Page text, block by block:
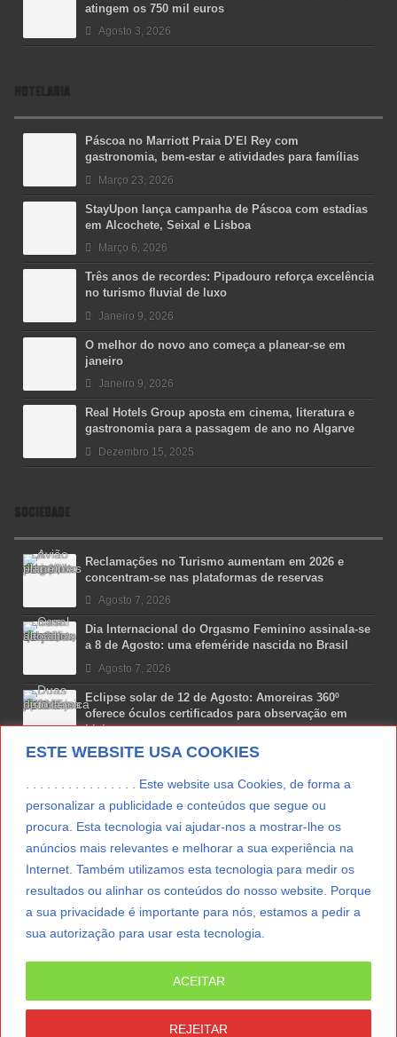
ESTE WEBSITE USA COOKIES
. . . . . . . . . . . . . . . . Este website usa Cookies, de forma a
personalizar a publicidade e conteúdos que segue ou
procura. Esta tecnologia vai ajudar-nos a mostrar-lhe os
anúncios mais relevantes e melhorar a sua experiência na
Internet. Também utilizamos esta tecnologia para medir os
resultados ou alinhar os conteúdos do nosso website. Porque
a sua privacidade é importante para nós, estamos a pedir a
sua autorização para usar esta tecnologia.
REJEITAR
ACEITAR
atingem os 750 mil euros
Agosto 3, 2026
HOTELARIA
Páscoa no Marriott Praia D’El Rey com
gastronomia, bem-estar e atividades para famílias
Março 23, 2026
StayUpon lança campanha de Páscoa com estadias
em Alcochete, Seixal e Lisboa
Março 6, 2026
Três anos de recordes: Pipadouro reforça excelência
no turismo fluvial de luxo
Janeiro 9, 2026
O melhor do novo ano começa a planear-se em
janeiro
Janeiro 9, 2026
Real Hotels Group aposta em cinema, literatura e
gastronomia para a passagem de ano no Algarve
Dezembro 15, 2025
SOCIEDADE
Reclamações no Turismo aumentam em 2026 e
concentram-se nas plataformas de reservas
Agosto 7, 2026
Dia Internacional do Orgasmo Feminino assinala-se
a 8 de Agosto: uma efeméride nascida no Brasil
Agosto 7, 2026
Eclipse solar de 12 de Agosto: Amoreiras 360º
oferece óculos certificados para observação em
Lisboa
Agosto 7, 2026
Lua Afonso vence prémio internacional de liderança
Agosto 7, 2026
Preparar o carro para as férias de Verão
Agosto 5, 2026
SUBSCREVER NEWSLETTER